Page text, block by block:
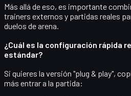
Más allá de eso, es importante
trainers externos y partidas reales
duelos de arena.
¿Cuál es la configuración rápida
estándar?
Si quieres la versión "plug & play",
más entrar a la partida: